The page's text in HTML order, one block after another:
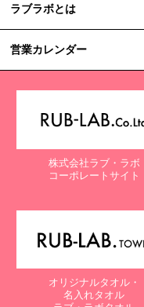
ラブラボとは
営業カレンダー
株式会社ラブ・ラボ
コーポレートサイト
オリジナルタオル・
名入れタオル